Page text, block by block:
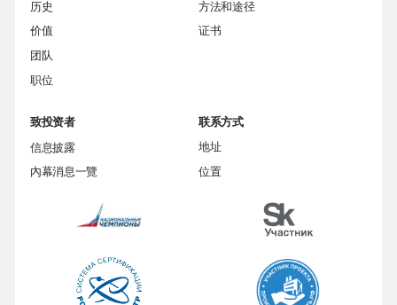
历史
价值
团队
职位
方法和途径
证书
致投资者
信息披露
內幕消息一覽
联系方式
地址
位置